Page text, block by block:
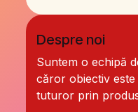
Despre noi
Suntem o echipă
căror obiectiv
tuturor prin